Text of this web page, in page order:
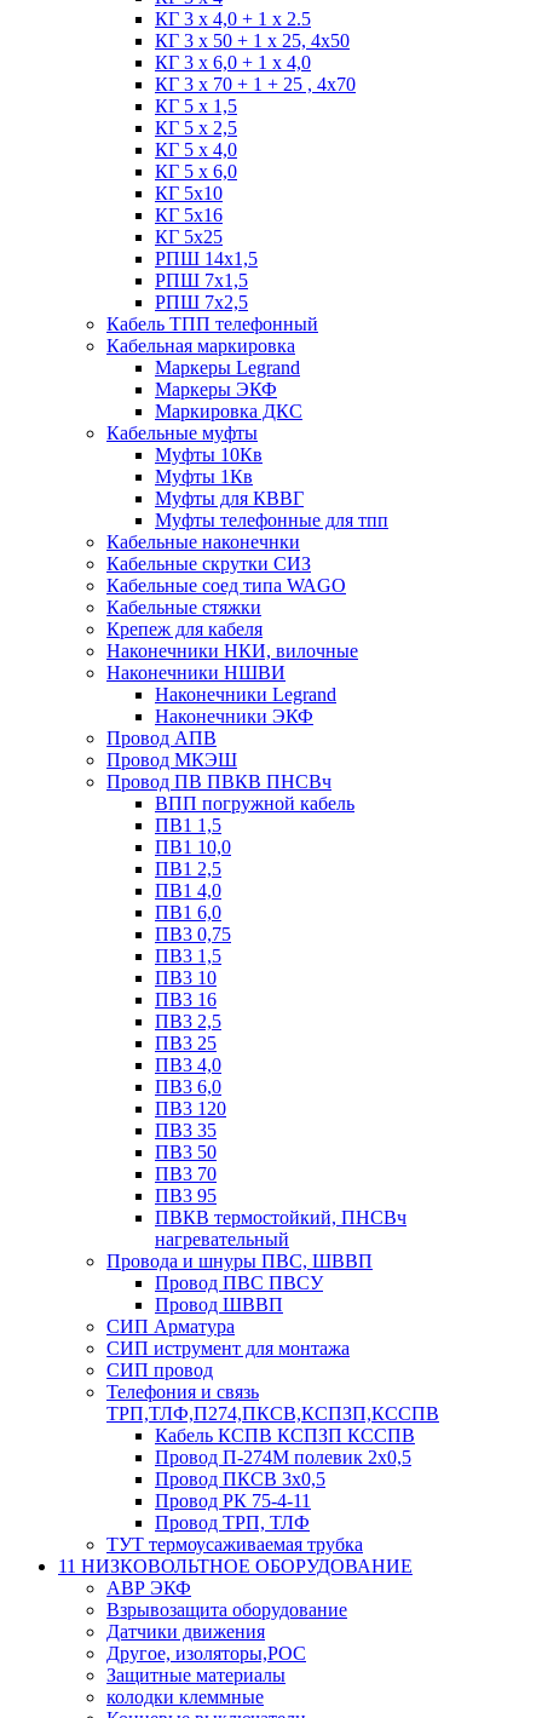
КГ 3 х 4,0 + 1 x 2.5
КГ 3 х 50 + 1 x 25, 4х50
КГ 3 х 6,0 + 1 x 4,0
КГ 3 х 70 + 1 + 25 , 4х70
КГ 5 х 1,5
КГ 5 х 2,5
КГ 5 х 4,0
КГ 5 х 6,0
КГ 5х10
КГ 5х16
КГ 5х25
РПШ 14х1,5
РПШ 7х1,5
РПШ 7х2,5
Кабель ТПП телефонный
Кабельная маркировка
Маркеры Legrand
Маркеры ЭКФ
Маркировка ДКС
Кабельные муфты
Муфты 10Кв
Муфты 1Кв
Муфты для КВВГ
Муфты телефонные для тпп
Кабельные наконечнки
Кабельные скрутки СИЗ
Кабельные соед типа WAGO
Кабельные стяжки
Крепеж для кабеля
Наконечники НКИ, вилочные
Наконечники НШВИ
Наконечники Legrand
Наконечники ЭКФ
Провод АПВ
Провод МКЭШ
Провод ПВ ПВКВ ПНСВч
ВПП погружной кабель
ПВ1 1,5
ПВ1 10,0
ПВ1 2,5
ПВ1 4,0
ПВ1 6,0
ПВ3 0,75
ПВ3 1,5
ПВ3 10
ПВ3 16
ПВ3 2,5
ПВ3 25
ПВ3 4,0
ПВ3 6,0
ПВ3 120
ПВ3 35
ПВ3 50
ПВ3 70
ПВ3 95
ПВКВ термостойкий, ПНСВч
нагревательный
Провода и шнуры ПВС, ШВВП
Провод ПВС ПВСУ
Провод ШВВП
СИП Арматура
СИП иструмент для монтажа
СИП провод
Телефония и связь
ТРП,ТЛФ,П274,ПКСВ,КСПЗП,КССПВ
Кабель КСПВ КСПЗП КССПВ
Провод П-274М полевик 2х0,5
Провод ПКСВ 3х0,5
Провод РК 75-4-11
Провод ТРП, ТЛФ
ТУТ термоусаживаемая трубка
11 НИЗКОВОЛЬТНОЕ ОБОРУДОВАНИЕ
АВР ЭКФ
Взрывозащита оборудование
Датчики движения
Другое, изоляторы,РОС
Защитные материалы
колодки клеммные